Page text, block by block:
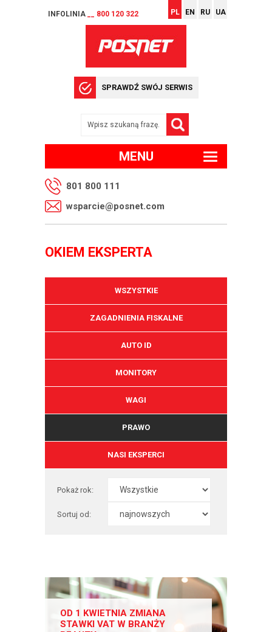
INFOLINIA __ 800 120 322 PL EN RU UA
SPRAWDŹ SWÓJ SERWIS
MENU
801 800 111
wsparcie@posnet.com
OKIEM EKSPERTA
WSZYSTKIE
ZAGADNIENIA FISKALNE
AUTO ID
MONITORY
WAGI
PRAWO
NASI EKSPERCI
Pokaż rok:
Sortuj od:
OD 1 KWIETNIA ZMIANA
STAWKI VAT W BRANŻY